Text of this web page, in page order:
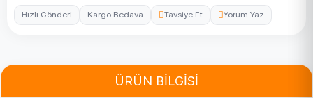
Hızlı Gönderi Kargo Bedava Tavsiye Et Yorum Yaz
ÜRÜN BİLGİSİ